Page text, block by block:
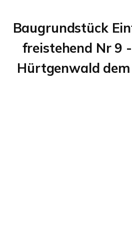
Baugrundstück
freistehend Nr 9
Hürtgenwald